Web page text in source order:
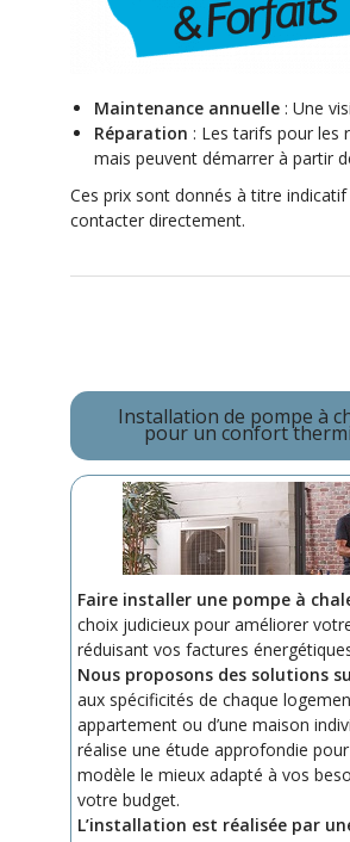
Maintenance annuelle : Une
Réparation : Les tarifs pour les
mais peuvent démarrer à partir
Ces prix sont donnés à titre
contacter directement.
Installation de pompe à
pour un confort
Faire installer une pompe à
choix judicieux pour améliorer
réduisant vos factures
Nous proposons des solutions
aux spécificités de chaque
appartement ou d’une maison
réalise une étude approfondie
modèle le mieux adapté à vos
votre budget.
L’installation est réalisée par